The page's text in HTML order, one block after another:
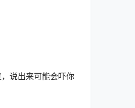
说出来可能会吓你